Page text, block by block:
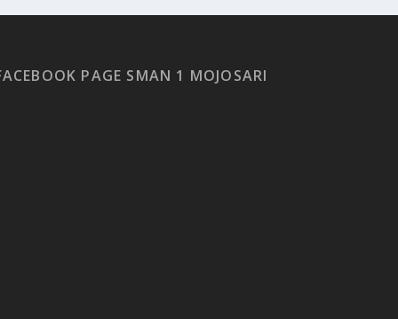
PAGE SMAN 1 MOJOSARI